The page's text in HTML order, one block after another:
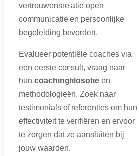
vertrouwensrelatie open
communicatie en persoonlijke
begeleiding bevordert.
Evalueer potentiële coaches via
een eerste consult, vraag naar
hun coachingfilosofie en
methodologieën. Zoek naar
testimonials of referenties om hun
effectiviteit te verifiëren en ervoor
te zorgen dat ze aansluiten bij
jouw waarden.